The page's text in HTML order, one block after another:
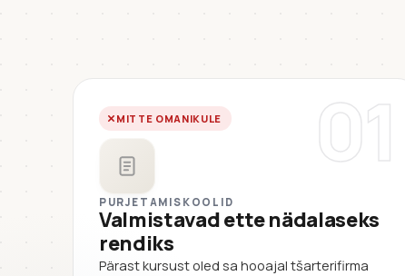
01
MITTE OMANIKULE
PURJETAMISKOOLID
Valmistavad ette nädalaseks
rendiks
Pärast kursust oled sa hooajal tšarterifirma